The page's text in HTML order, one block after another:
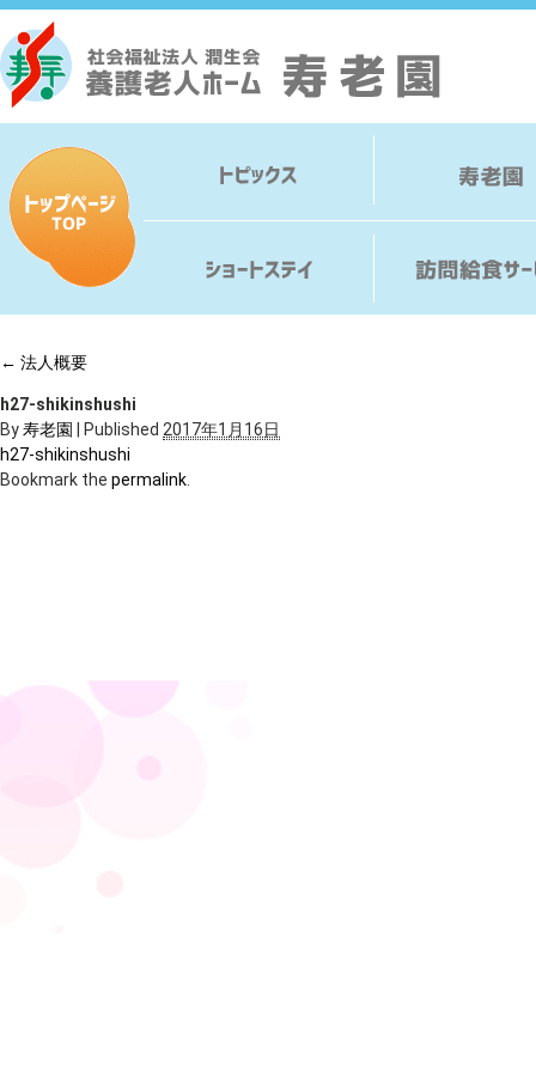
← 法人概要
h27-shikinshushi
By寿老園 Published 2017年1月16日
h27-shikinshushi
Bookmark the permalink